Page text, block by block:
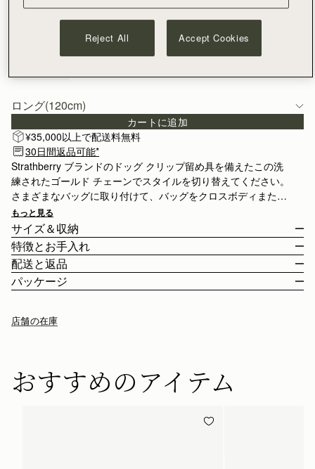
ロング(120cm)
カートに追加
¥35,000以上で配送料無料
30日間返品可能*
Strathberry ブランドのドッグ クリップ留め具を備えたこの洗
練されたゴールド チェーンでスタイルを切り替えてください。
さまざまなバッグに取り付けて、バッグをクロスボディまたは
肩にかけてスタイルを変えることができます。
もっと見る
サイズ＆収納
チェーンの長さ
チェーンの高さ:60cm (23.6")
特徴とお手入れ
スペインで手作り
ゴールドの金具
2種類の長さからお選びいただけます。
配送と返品
¥35,000以下のご注文
対象となるすべてのご注文は、30日以内の返品が可能です。
詳しくは返品ポリシーページをご覧ください。
パッケージ
店舗の在庫
おすすめのアイテム
Reject All Accept Cookies